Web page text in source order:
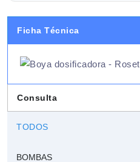
Ficha Técnica
Consulta
TODOS
BOMBAS